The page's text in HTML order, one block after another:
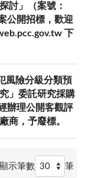
討」（案號：
公開招標，歡迎
下
風險分級分類預
」委託研究採購
辦理公開客觀評
商，予廢標。
示筆數 筆